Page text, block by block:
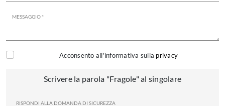
Acconsento all'informativa sulla privacy
Scrivere la parola "Fragole" al singolare